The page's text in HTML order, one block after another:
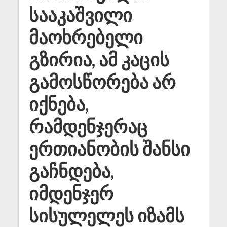
სააკაშვილი
მაოხრებელი
გზირია, ამ კაცის
გამოსწორება არ
იქნება,
რამდენჯერაც
ერთიანობის შანსი
გაჩნდება,
იმდენჯერ
სისულელეს იზამს